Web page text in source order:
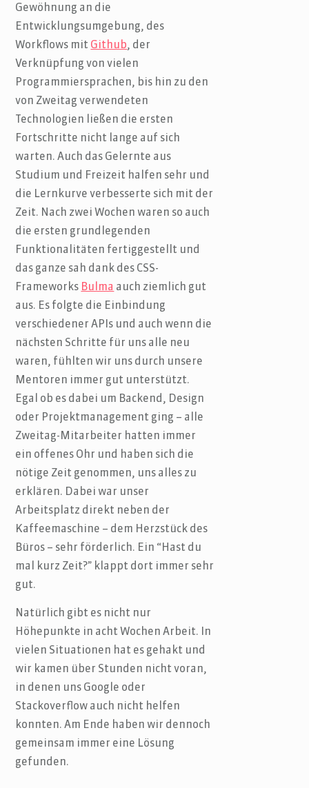
Gewöhnung an die
Entwicklungsumgebung, des
Workflows mit Github, der
Verknüpfung von vielen
Programmiersprachen, bis hin zu den
von Zweitag verwendeten
Technologien ließen die ersten
Fortschritte nicht lange auf sich
warten. Auch das Gelernte aus
Studium und Freizeit halfen sehr und
die Lernkurve verbesserte sich mit der
Zeit. Nach zwei Wochen waren so auch
die ersten grundlegenden
Funktionalitäten fertiggestellt und
das ganze sah dank des CSS-
Frameworks Bulma auch ziemlich gut
aus. Es folgte die Einbindung
verschiedener APIs und auch wenn die
nächsten Schritte für uns alle neu
waren, fühlten wir uns durch unsere
Mentoren immer gut unterstützt.
Egal ob es dabei um Backend, Design
oder Projektmanagement ging – alle
Zweitag-Mitarbeiter hatten immer
ein offenes Ohr und haben sich die
nötige Zeit genommen, uns alles zu
erklären. Dabei war unser
Arbeitsplatz direkt neben der
Kaffeemaschine – dem Herzstück des
Büros – sehr förderlich. Ein “Hast du
mal kurz Zeit?” klappt dort immer sehr
gut.
Natürlich gibt es nicht nur
Höhepunkte in acht Wochen Arbeit. In
vielen Situationen hat es gehakt und
wir kamen über Stunden nicht voran,
in denen uns Google oder
Stackoverflow auch nicht helfen
konnten. Am Ende haben wir dennoch
gemeinsam immer eine Lösung
gefunden.